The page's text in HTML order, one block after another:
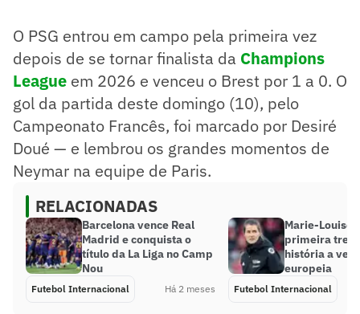
O PSG entrou em campo pela primeira vez
depois de se tornar finalista da Champions
League em 2026 e venceu o Brest por 1 a 0. O
gol da partida deste domingo (10), pelo
Campeonato Francês, foi marcado por Desiré
Doué — e lembrou os grandes momentos de
Neymar na equipe de Paris.
RELACIONADAS
Barcelona vence Real
Madrid e conquista o
título da La Liga no Camp
Nou
Futebol Internacional Há 2 meses
Marie-Louise
primeira
história a
europeia
Futebol Internacional